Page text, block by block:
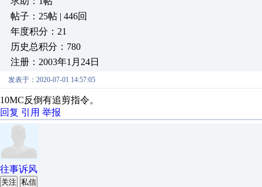
帖子：25帖 | 446回
年度积分：21
历史总积分：780
注册：2003年1月24日
发表于：2020-07-01 14:57:05
10MC反倒有追剪指令。
回复 引用 举报
往事诉风
关注 私信